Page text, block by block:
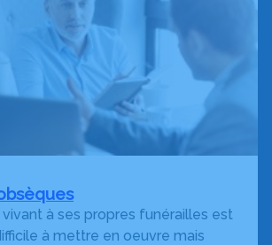
à ses propres funérailles est
à mettre en oeuvre mais